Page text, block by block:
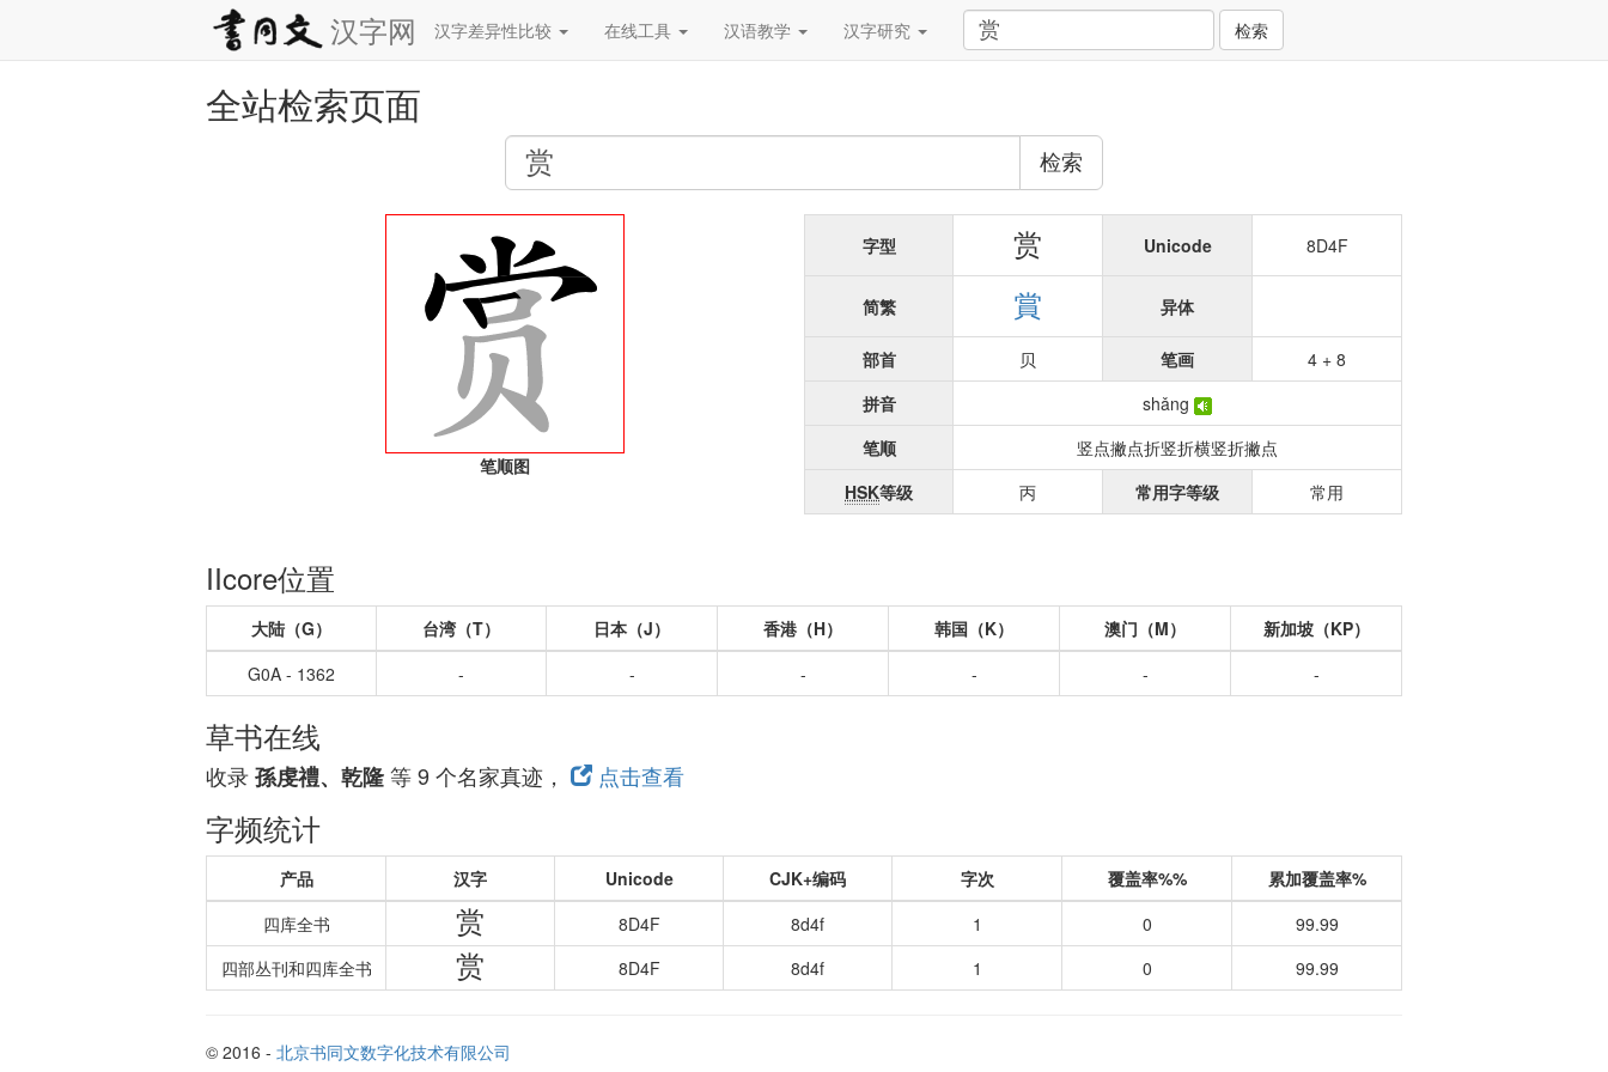
汉字网 汉字差异性比较 在线工具 汉语教学 汉字研究 检索
全站检索页面
检索
笔顺图
字型 赏 Unicode 8D4F
简繁 賞 异体
部首 贝 笔画
4 + 8
拼音
shǎng
笔顺
竖点撇点折竖折横竖折撇点
HSK等级 丙 常用字等级 常用
IIcore位置
大陆（G） 台湾（T） 日本（J） 香港（H） 韩国（K） 澳门（M）
新加坡（KP）
G0A - 1362
- - - - - -
草书在线
收录孫虔禮、乾隆等 9 个名家真迹， 点击查看
字频统计
产品 汉字 Unicode CJK+编码 字次 覆盖率%%
累加覆盖率%
四库全书
赏 8D4F 8d4f 1 0
99.99
四部丛刊和四库全书
赏 8D4F 8d4f 1 0 99.99
© 2016 - 北京书同文数字化技术有限公司